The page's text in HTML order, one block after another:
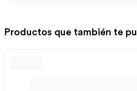
Productos que también te